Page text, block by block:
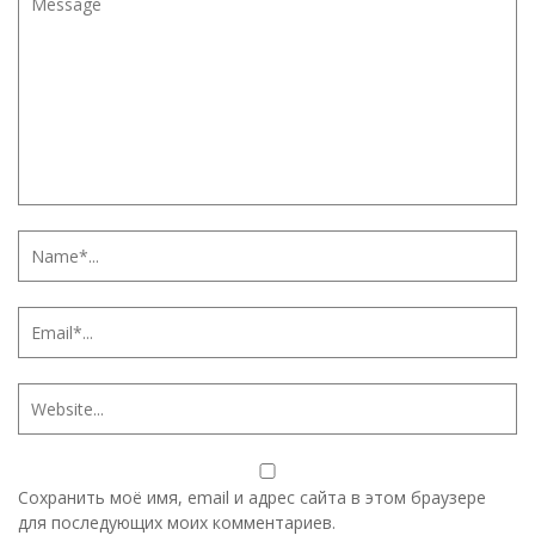
Сохранить моё имя, email и адрес сайта в этом браузере
для последующих моих комментариев.